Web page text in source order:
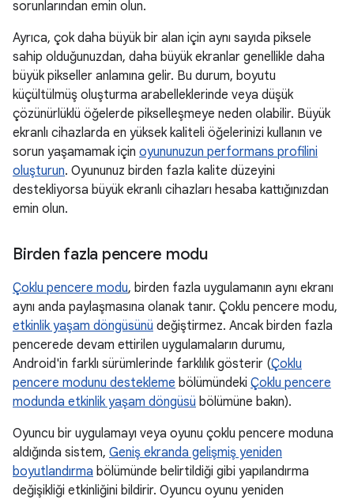
sorunlarından emin olun.
Ayrıca, çok daha büyük bir alan için aynı sayıda piksele
sahip olduğunuzdan, daha büyük ekranlar genellikle daha
büyük pikseller anlamına gelir. Bu durum, boyutu
küçültülmüş oluşturma arabelleklerinde veya düşük
çözünürlüklü öğelerde pikselleşmeye neden olabilir. Büyük
ekranlı cihazlarda en yüksek kaliteli öğelerinizi kullanın ve
sorun yaşamamak için oyununuzun performans profilini
oluşturun. Oyununuz birden fazla kalite düzeyini
destekliyorsa büyük ekranlı cihazları hesaba kattığınızdan
emin olun.
Birden fazla pencere modu
Çoklu pencere modu, birden fazla uygulamanın aynı ekranı
aynı anda paylaşmasına olanak tanır. Çoklu pencere modu,
etkinlik yaşam döngüsünü değiştirmez. Ancak birden fazla
pencerede devam ettirilen uygulamaların durumu,
Android'in farklı sürümlerinde farklılık gösterir (Çoklu
pencere modunu destekleme bölümündeki Çoklu pencere
modunda etkinlik yaşam döngüsü bölümüne bakın).
Oyuncu bir uygulamayı veya oyunu çoklu pencere moduna
aldığında sistem, Geniş ekranda gelişmiş yeniden
boyutlandırma bölümünde belirtildiği gibi yapılandırma
değişikliği etkinliğini bildirir. Oyuncu oyunu yeniden